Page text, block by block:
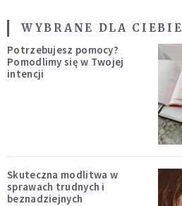
WYBRANE DLA CIEBIE
Potrzebujesz pomocy?
Pomodlimy się w Twojej
intencji
Skuteczna modlitwa w
sprawach trudnych i
beznadziejnych